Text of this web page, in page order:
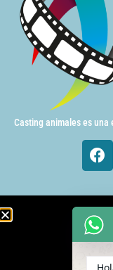
Casting animales es una